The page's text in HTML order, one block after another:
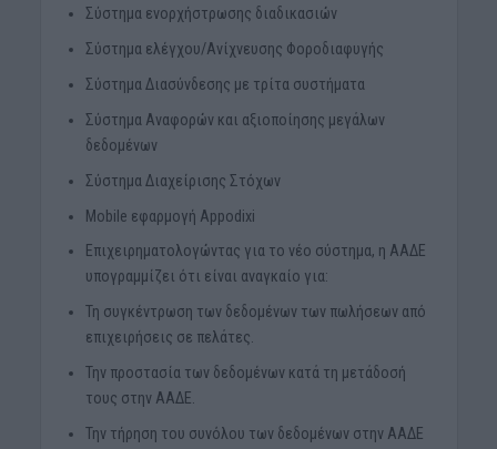
Σύστημα ενορχήστρωσης διαδικασιών
Σύστημα ελέγχου/Ανίχνευσης Φοροδιαφυγής
Σύστημα Διασύνδεσης με τρίτα συστήματα
Σύστημα Αναφορών και αξιοποίησης μεγάλων
δεδομένων
Σύστημα Διαχείρισης Στόχων
Mobile εφαρμογή Appodixi
Επιχειρηματολογώντας για το νέο σύστημα, η ΑΑΔΕ
υπογραμμίζει ότι είναι αναγκαίο για:
Τη συγκέντρωση των δεδομένων των πωλήσεων από
επιχειρήσεις σε πελάτες.
Την προστασία των δεδομένων κατά τη μετάδοσή
τους στην ΑΑΔΕ.
Την τήρηση του συνόλου των δεδομένων στην ΑΑΔΕ